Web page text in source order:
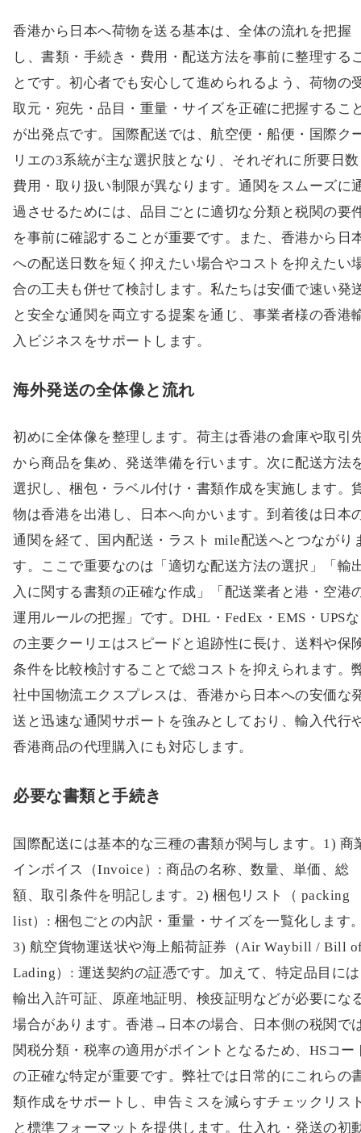
香港から日本へ荷物を送る基本は、全体の流れを把握
し、書類・手続き・費用・配送方法を事前に整理する
とです。初心者でも安心して進められるよう、荷物の
取元・宛先・品目・重量・サイズを正確に把握するこ
が出発点です。国際配送では、航空便・船便・国際ク
リエの3系統が主な選択肢となり、それぞれに所要日
費用・取り扱い制限が異なります。通関をスムーズに
過させるためには、品目ごとに適切な分類と税関の要
を事前に確認することが重要です。また、香港から日
への配送日数を短く抑えたい場合やコストを抑えたい
合の工夫も併せて検討します。私たちは安価で速い発
と安全な通関を両立する提案を通じ、事業者様の香港
入ビジネスをサポートします。
海外発送の全体像と流れ
初めに全体像を整理します。荷主は香港の倉庫や取引
から商品を集め、発送準備を行います。次に配送方法
選択し、梱包・ラベル付け・書類作成を実施します。
物は香港を出港し、日本へ向かいます。到着後は日本
通関を経て、国内配送・ラスト mile配送へとつながり
す。ここで重要なのは「適切な配送方法の選択」「輸
入に関する書類の正確な作成」「配送業者と港・空港
運用ルールの把握」です。DHL・FedEx・EMS・UPS
の主要クーリエはスピードと追跡性に長け、送料や保
条件を比較検討することで総コストを抑えられます。
社中国物流エクスプレスは、香港から日本への安価な
送と迅速な通関サポートを強みとしており、輸入代行
香港商品の代理購入にも対応します。
必要な書類と手続き
国際配送には基本的な三種の書類が関与します。1) 商
インボイス（Invoice）: 商品の名称、数量、単価、総
額、取引条件を明記します。2) 梱包リスト（ packing
list）: 梱包ごとの内訳・重量・サイズを一覧化します
3) 航空貨物運送状や海上船荷証券（Air Waybill / Bill
Lading）: 運送契約の証憑です。加えて、特定品目には
輸出入許可証、原産地証明、検疫証明などが必要にな
場合があります。香港→日本の場合、日本側の税関で
関税分類・税率の適用がポイントとなるため、HSコー
の正確な特定が重要です。弊社では日常的にこれらの
類作成をサポートし、申告ミスを減らすチェックリス
と標準フォーマットを提供します。仕入れ・発送の初